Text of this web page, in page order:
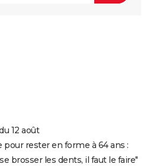
12 août
pour rester en forme à 64 ans :
brosser les dents, il faut le faire"